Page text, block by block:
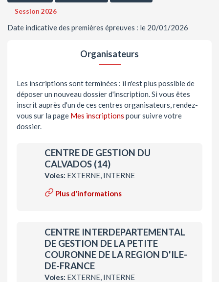
Session 2026
Date indicative des premières épreuves : le 20/01/2026
Organisateurs
Les inscriptions sont terminées : il n'est plus possible de
déposer un nouveau dossier d'inscription. Si vous êtes
inscrit auprès d'un de ces centres organisateurs, rendez-
vous sur la page Mes inscriptions pour suivre votre
dossier.
CENTRE DE GESTION DU
CALVADOS (14)
Voies: EXTERNE, INTERNE
Plus d'informations
CENTRE INTERDEPARTEMENTAL
DE GESTION DE LA PETITE
COURONNE DE LA REGION D'ILE-
DE-FRANCE
Voies: EXTERNE, INTERNE